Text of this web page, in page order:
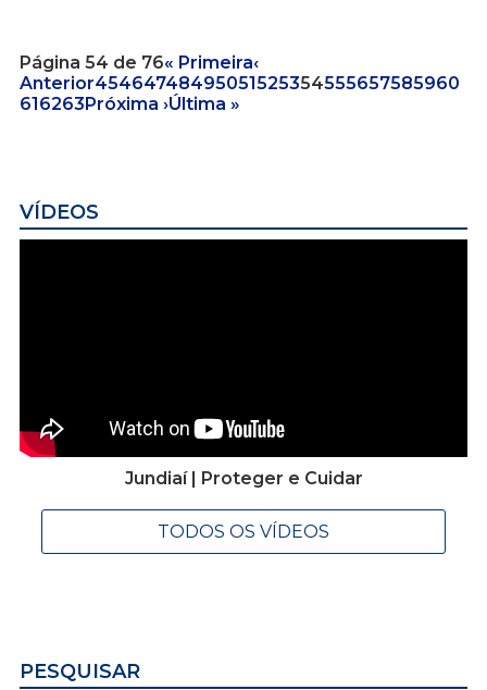
Página 54 de 76« Primeira‹
Anterior45464748495051525354555657585960
616263Próxima ›Última »
VÍDEOS
Jundiaí | Proteger e Cuidar
TODOS OS VÍDEOS
PESQUISAR